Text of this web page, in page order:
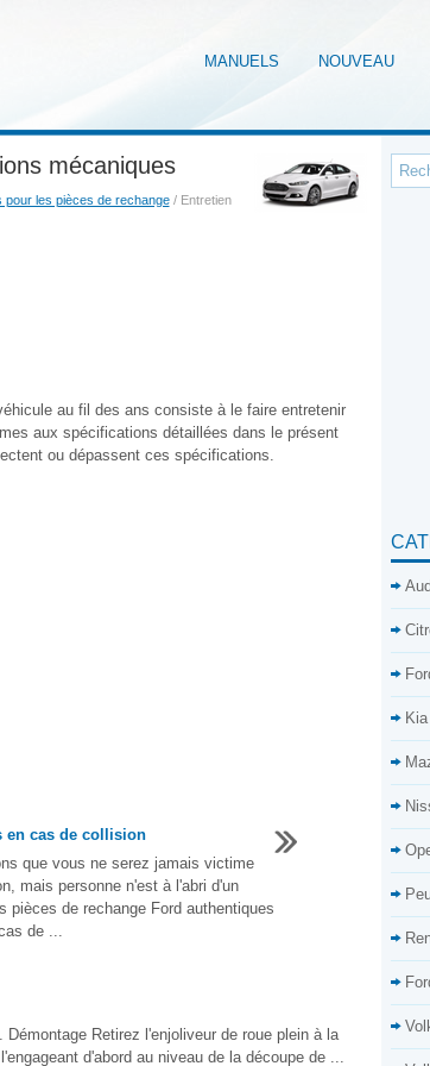
MANUELS NOUVEAU
mécaniques
pour les pièces de rechange/ Entretien
au fil des ans consiste à le faire entretenir
aux spécifications détaillées dans le présent
ou dépassent ces spécifications.
en cas de collision
que vous ne serez jamais victime
mais personne n'est à l'abri d'un
pièces de rechange Ford authentiques
de ...
Retirez l'enjoliveur de roue plein à la
d'abord au niveau de la découpe de ...